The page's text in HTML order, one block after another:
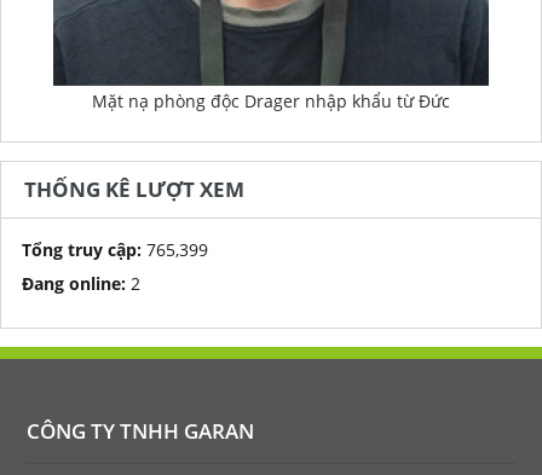
Mặt nạ phòng độc Drager nhập khẩu từ Đức
THỐNG KÊ LƯỢT XEM
Tổng truy cập: 765,399
Đang online: 2
CÔNG TY TNHH GARAN